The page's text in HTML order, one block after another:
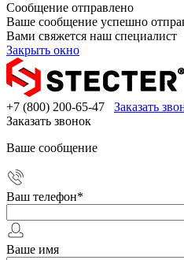
Сообщение отправлено
Ваше сообщение успешно
Вами свяжется наш специалист
Закрыть окно
+7 (800) 200-65-47
Заказать
Заказать звонок
Ваше сообщение
Ваш телефон*
Ваше имя